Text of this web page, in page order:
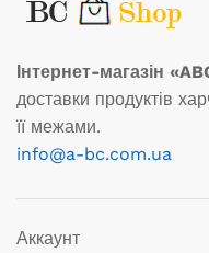
Інтернет-магазін
доставки продуктів
її межами.
info@a-bc.com.ua
Аккаунт